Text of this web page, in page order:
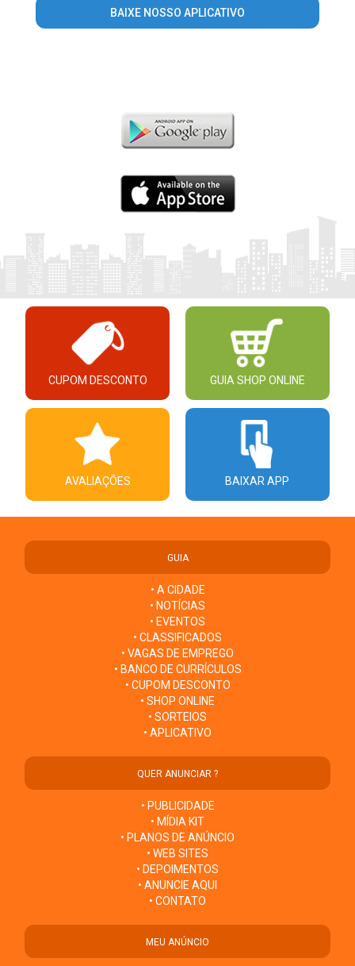
BAIXE NOSSO APLICATIVO
CUPOM DESCONTO GUIA SHOP ONLINE
AVALIAÇÕES BAIXAR APP
GUIA
• A CIDADE
• NOTÍCIAS
• EVENTOS
• CLASSIFICADOS
• VAGAS DE EMPREGO
• BANCO DE CURRÍCULOS
• CUPOM DESCONTO
• SHOP ONLINE
• SORTEIOS
• APLICATIVO
QUER ANUNCIAR ?
• PUBLICIDADE
• MÍDIA KIT
• PLANOS DE ANÚNCIO
• WEB SITES
• DEPOIMENTOS
• ANUNCIE AQUI
• CONTATO
MEU ANÚNCIO